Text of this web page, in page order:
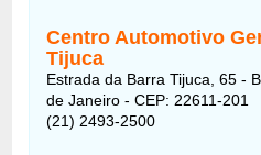
Centro Automotivo
Tijuca
Estrada da Barra Tijuca, 65 -
de Janeiro - CEP: 22611-201
(21) 2493-2500